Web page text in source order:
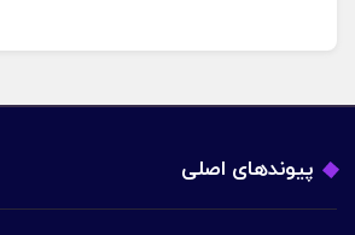
پیوندهای اصلی